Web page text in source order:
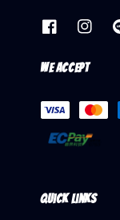
We accept
Quick links